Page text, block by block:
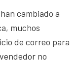
cambiado a
muchos
de correo para
no